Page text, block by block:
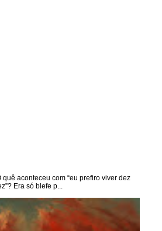
aconteceu com “eu prefiro viver dez
Era só blefe p...